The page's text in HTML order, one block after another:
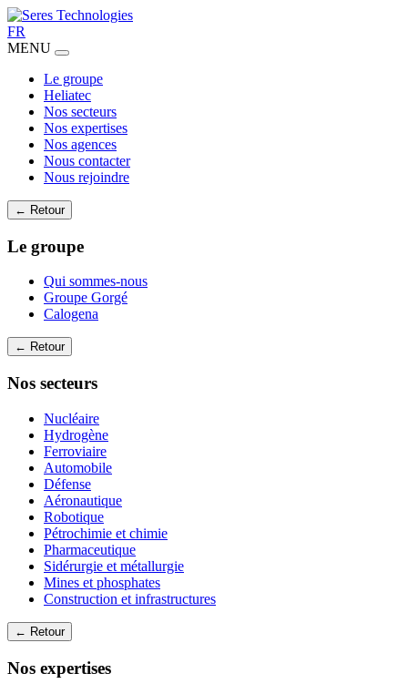
FR
MENU
Le groupe
Heliatec
Nos secteurs
Nos expertises
Nos agences
Nous contacter
Nous rejoindre
← Retour
Le groupe
Qui sommes-nous
Groupe Gorgé
Calogena
← Retour
Nos secteurs
Nucléaire
Hydrogène
Ferroviaire
Automobile
Défense
Aéronautique
Robotique
Pétrochimie et chimie
Pharmaceutique
Sidérurgie et métallurgie
Mines et phosphates
Construction et infrastructures
← Retour
Nos expertises